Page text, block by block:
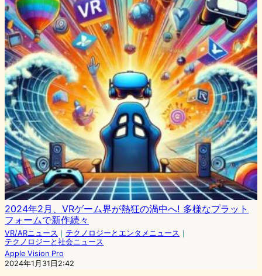
2024年2月、VRゲーム界が熱狂の渦中へ! 多様なプラット
フォームで新作続々
VR/ARニュース ｜ テクノロジーとエンタメニュース ｜
テクノロジーと社会ニュース
Apple Vision Pro
2024年1月31日2:42